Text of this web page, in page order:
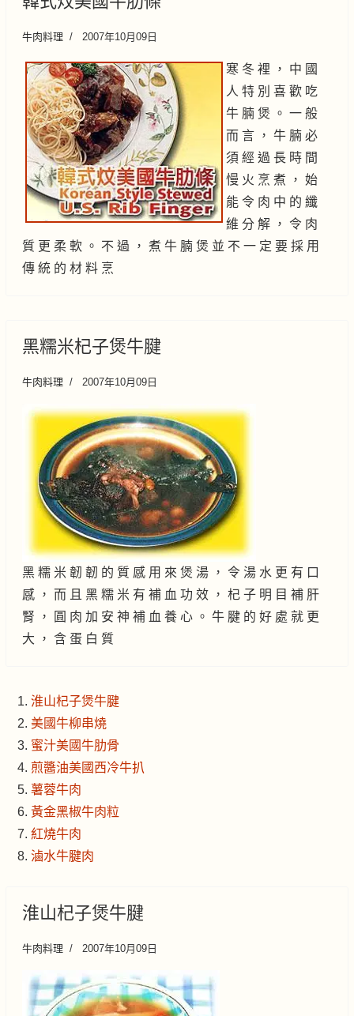
牛肉料理 2007年10月09日
寒 冬 裡 ， 中 國
人 特 別 喜 歡 吃
牛 腩 煲 。 一 般
而 言 ， 牛 腩 必
須 經 過 長 時 間
慢 火 烹 煮 ， 始
能 令 肉 中 的 纖
維 分 解 ， 令 肉
質 更 柔 軟 。 不 過 ， 煮 牛 腩 煲 並 不 一 定 要 採 用
傳 統 的 材 料 烹
黑糯米杞子煲牛腱
牛肉料理 2007年10月09日
黑 糯 米 韌 韌 的 質 感 用 來 煲 湯 ， 令 湯 水 更 有 口
感 ， 而 且 黑 糯 米 有 補 血 功 效 ， 杞 子 明 目 補 肝
腎 ， 圓 肉 加 安 神 補 血 養 心 。 牛 腱 的 好 處 就 更
大 ， 含 蛋 白 質
淮山杞子煲牛腱
美國牛柳串燒
蜜汁美國牛肋骨
煎醬油美國西冷牛扒
薯蓉牛肉
黃金黑椒牛肉粒
紅燒牛肉
滷水牛腱肉
淮山杞子煲牛腱
牛肉料理 2007年10月09日